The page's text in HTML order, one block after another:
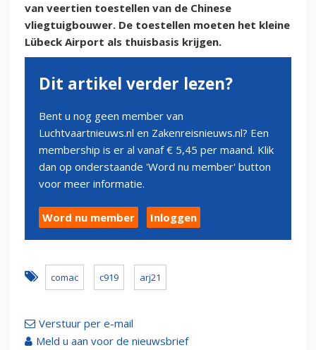
van veertien toestellen van de Chinese
vliegtuigbouwer. De toestellen moeten het kleine
Lübeck Airport als thuisbasis krijgen.
Dit artikel verder lezen?
Bent u nog geen member van
Luchtvaartnieuws.nl en Zakenreisnieuws.nl? Een
membership is er al vanaf € 5,45 per maand. Klik
dan op onderstaande 'Word nu member' button
voor meer informatie.
Word nu member Inloggen
comac c919 arj21
Verstuur per e-mail
Meld u aan voor de nieuwsbrief